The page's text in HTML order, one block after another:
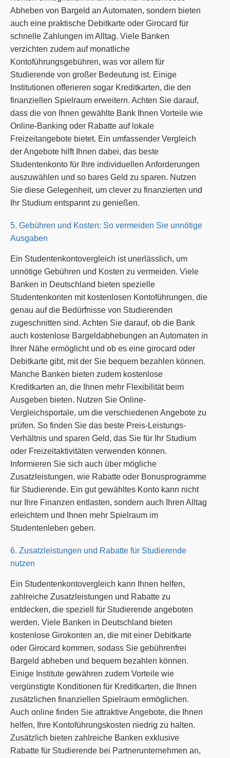
Abheben von Bargeld an Automaten, sondern bieten
auch eine praktische Debitkarte oder Girocard für
schnelle Zahlungen im Alltag. Viele Banken
verzichten zudem auf monatliche
Kontoführungsgebühren, was vor allem für
Studierende von großer Bedeutung ist. Einige
Institutionen offerieren sogar Kreditkarten, die den
finanziellen Spielraum erweitern. Achten Sie darauf,
dass die von Ihnen gewählte Bank Ihnen Vorteile wie
Online-Banking oder Rabatte auf lokale
Freizeitangebote bietet. Ein umfassender Vergleich
der Angebote hilft Ihnen dabei, das beste
Studentenkonto für Ihre individuellen Anforderungen
auszuwählen und so bares Geld zu sparen. Nutzen
Sie diese Gelegenheit, um clever zu finanzierten und
Ihr Studium entspannt zu genießen.
5. Gebühren und Kosten: So vermeiden Sie unnötige
Ausgaben
Ein Studentenkontovergleich ist unerlässlich, um
unnötige Gebühren und Kosten zu vermeiden. Viele
Banken in Deutschland bieten spezielle
Studentenkonten mit kostenlosen Kontoführungen, die
genau auf die Bedürfnisse von Studierenden
zugeschnitten sind. Achten Sie darauf, ob die Bank
auch kostenlose Bargeldabhebungen an Automaten in
Ihrer Nähe ermöglicht und ob es eine girocard oder
Debitkarte gibt, mit der Sie bequem bezahlen können.
Manche Banken bieten zudem kostenlose
Kreditkarten an, die Ihnen mehr Flexibilität beim
Ausgeben bieten. Nutzen Sie Online-
Vergleichsportale, um die verschiedenen Angebote zu
prüfen. So finden Sie das beste Preis-Leistungs-
Verhältnis und sparen Geld, das Sie für Ihr Studium
oder Freizeitaktivitäten verwenden können.
Informieren Sie sich auch über mögliche
Zusatzleistungen, wie Rabatte oder Bonusprogramme
für Studierende. Ein gut gewähltes Konto kann nicht
nur Ihre Finanzen entlasten, sondern auch Ihren Alltag
erleichtern und Ihnen mehr Spielraum im
Studentenleben geben.
6. Zusatzleistungen und Rabatte für Studierende
nutzen
Ein Studentenkontovergleich kann Ihnen helfen,
zahlreiche Zusatzleistungen und Rabatte zu
entdecken, die speziell für Studierende angeboten
werden. Viele Banken in Deutschland bieten
kostenlose Girokonten an, die mit einer Debitkarte
oder Girocard kommen, sodass Sie gebührenfrei
Bargeld abheben und bequem bezahlen können.
Einige Institute gewähren zudem Vorteile wie
vergünstigte Konditionen für Kreditkarten, die Ihnen
zusätzlichen finanziellen Spielraum ermöglichen.
Auch online finden Sie attraktive Angebote, die Ihnen
helfen, Ihre Kontoführungskosten niedrig zu halten.
Zusätzlich bieten zahlreiche Banken exklusive
Rabatte für Studierende bei Partnerunternehmen an,